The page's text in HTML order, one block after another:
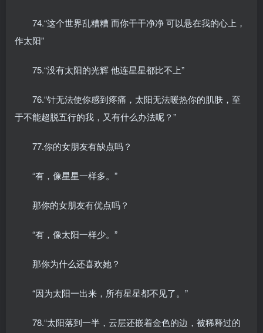
74.“这个世界乱糟糟 而你干干净净 可以悬在我的心上，
作太阳”
75.“没有太阳的光辉 他连星星都比不上”
76.“针无法使你感到疼痛，太阳无法暖热你的肌肤，至
于不能超脱五行的我，又有什么办法呢？”
77.你的女朋友有缺点吗？
“有，像星星一样多。”
那你的女朋友有优点吗？
“有，像太阳一样少。”
那你为什么还喜欢她？
“因为太阳一出来，所有星星都不见了。”
78.“太阳落到一半，云层还嵌着金色的边，被稀释过的